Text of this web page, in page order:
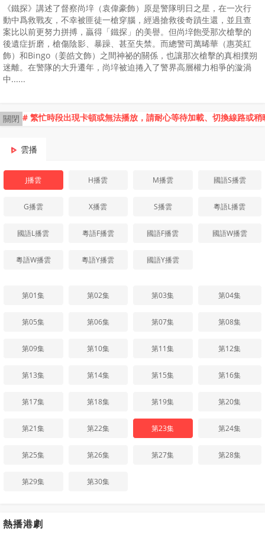
《鐵探》講述了督察尚垶（袁偉豪飾）原是警隊明日之星，在一次行
動中爲救戰友，不幸被匪徒一槍穿腦，經過搶救後奇蹟生還，並且查
案比以前更努力拼搏，贏得「鐵探」的美譽。但尚垶飽受那次槍擊的
後遺症折磨，槍傷陰影、暴躁、甚至失禁。而總警司萬晞華（惠英紅
飾）和Bingo（姜皓文飾）之間神祕的關係，也讓那次槍擊的真相撲朔
迷離。在警隊的大升遷年，尚垶被迫捲入了警界高層權力相爭的漩渦
中......
關閉 # 繁忙時段出現卡頓或無法播放，請耐心等待加載、切換線路或稍
雲播
J播雲 H播雲 M播雲 國語S播雲
G播雲 X播雲 S播雲 粵語L播雲
國語L播雲 粵語F播雲 國語F播雲 國語W播雲
粵語W播雲 粵語Y播雲 國語Y播雲
第01集 第02集 第03集 第04集
第05集 第06集 第07集 第08集
第09集 第10集 第11集 第12集
第13集 第14集 第15集 第16集
第17集 第18集 第19集 第20集
第21集 第22集 第23集 第24集
第25集 第26集 第27集 第28集
第29集 第30集
熱播港劇